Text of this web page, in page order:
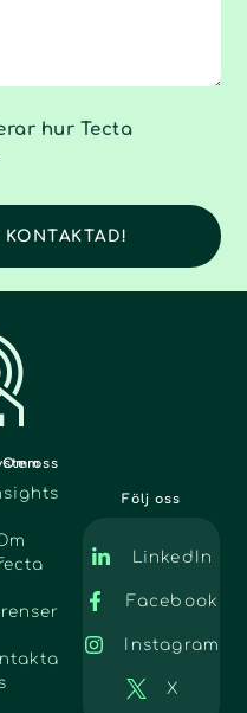
hur Tecta
Om oss
Följ oss
LinkedIn
Facebook
Instagram
X